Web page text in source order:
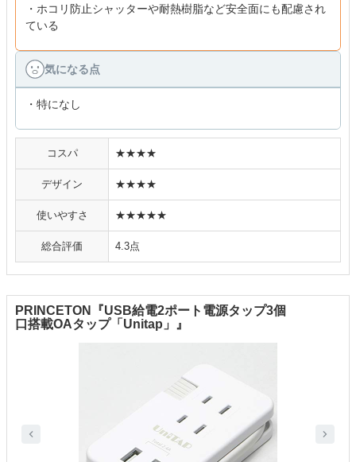
・ホコリ防止シャッターや耐熱樹脂など安全面にも配慮され
ている
気になる点
・特になし
コスパ ★★★★
デザイン ★★★★
使いやすさ ★★★★★
総合評価 4.3点
PRINCETON『USB給電2ポート電源タップ3個
口搭載OAタップ「Unitap」』